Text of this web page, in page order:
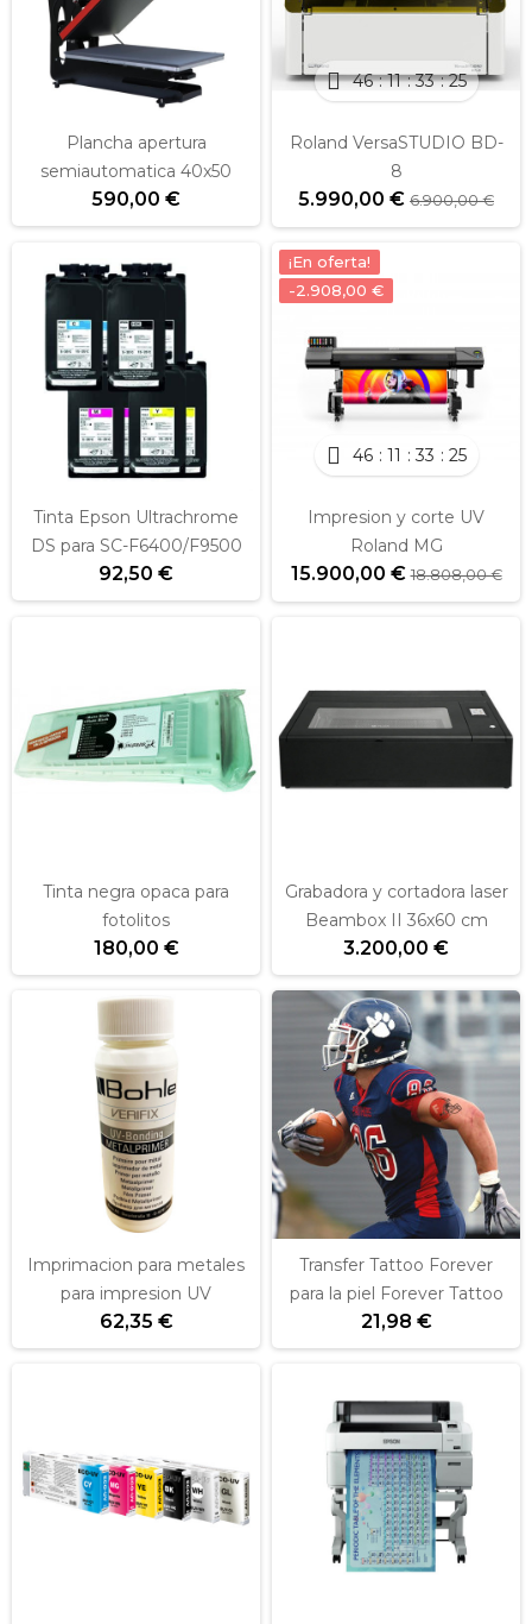
Plancha apertura
semiautomatica 40x50
590,00 €
46 11 33 25
Roland VersaSTUDIO BD-
8
5.990,00 € 6.900,00 €
Tinta Epson Ultrachrome
DS para SC-F6400/F9500
92,50 €
¡En oferta!
-2.908,00 €
46 11 33 25
Impresion y corte UV
Roland MG
15.900,00 €18.808,00 €
Tinta negra opaca para
fotolitos
180,00 €
Grabadora y cortadora laser
Beambox II 36x60 cm
3.200,00 €
Imprimacion para metales
para impresion UV
62,35 €
Transfer Tattoo Forever
para la piel Forever Tattoo
21,98 €